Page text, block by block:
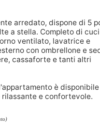
arredato, dispone di 5
a stella. Completo di
ventilato, lavatrice e
con ombrellone e
cassaforte e tanti altri
è disponibile
rilassante e confortevole.